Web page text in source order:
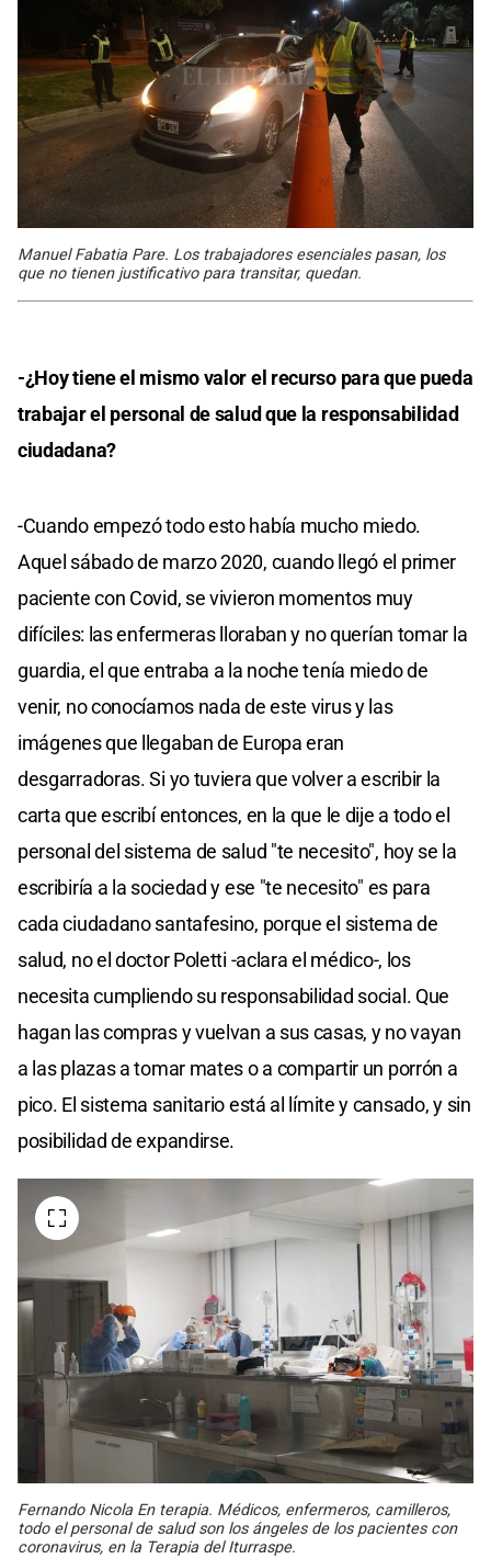
Manuel Fabatia Pare. Los trabajadores esenciales pasan, los
que no tienen justificativo para transitar, quedan.
-¿Hoy tiene el mismo valor el recurso para que pueda
trabajar el personal de salud que la responsabilidad
ciudadana?
-Cuando empezó todo esto había mucho miedo.
Aquel sábado de marzo 2020, cuando llegó el primer
paciente con Covid, se vivieron momentos muy
difíciles: las enfermeras lloraban y no querían tomar la
guardia, el que entraba a la noche tenía miedo de
venir, no conocíamos nada de este virus y las
imágenes que llegaban de Europa eran
desgarradoras. Si yo tuviera que volver a escribir la
carta que escribí entonces, en la que le dije a todo el
personal del sistema de salud "te necesito", hoy se la
escribiría a la sociedad y ese "te necesito" es para
cada ciudadano santafesino, porque el sistema de
salud, no el doctor Poletti -aclara el médico-, los
necesita cumpliendo su responsabilidad social. Que
hagan las compras y vuelvan a sus casas, y no vayan
a las plazas a tomar mates o a compartir un porrón a
pico. El sistema sanitario está al límite y cansado, y sin
posibilidad de expandirse.
Fernando Nicola En terapia. Médicos, enfermeros, camilleros,
todo el personal de salud son los ángeles de los pacientes con
coronavirus, en la Terapia del Iturraspe.